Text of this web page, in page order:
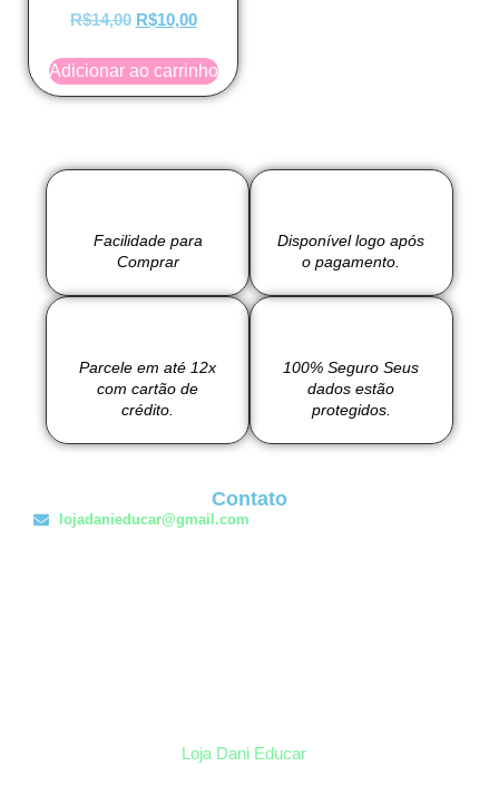
R$14,00 R$10,00
Adicionar ao carrinho
Facilidade para
Comprar
Disponível logo após
o pagamento.
Parcele em até 12x
com cartão de
crédito.
100% Seguro Seus
dados estão
protegidos.
Contato
lojadanieducar@gmail.com
Loja Dani Educar